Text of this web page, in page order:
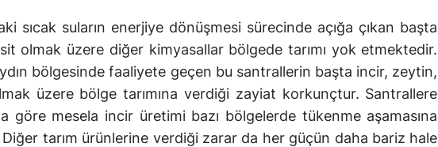
sıcak suların enerjiye dönüşmesi sürecinde açığa çıkan başta
olmak üzere diğer kimyasallar bölgede tarımı yok etmektedir.
bölgesinde faaliyete geçen bu santrallerin başta incir, zeytin,
üzere bölge tarımına verdiği zayiat korkunçtur. Santrallere
göre mesela incir üretimi bazı bölgelerde tükenme aşamasına
tarım ürünlerine verdiği zarar da her güçün daha bariz hale